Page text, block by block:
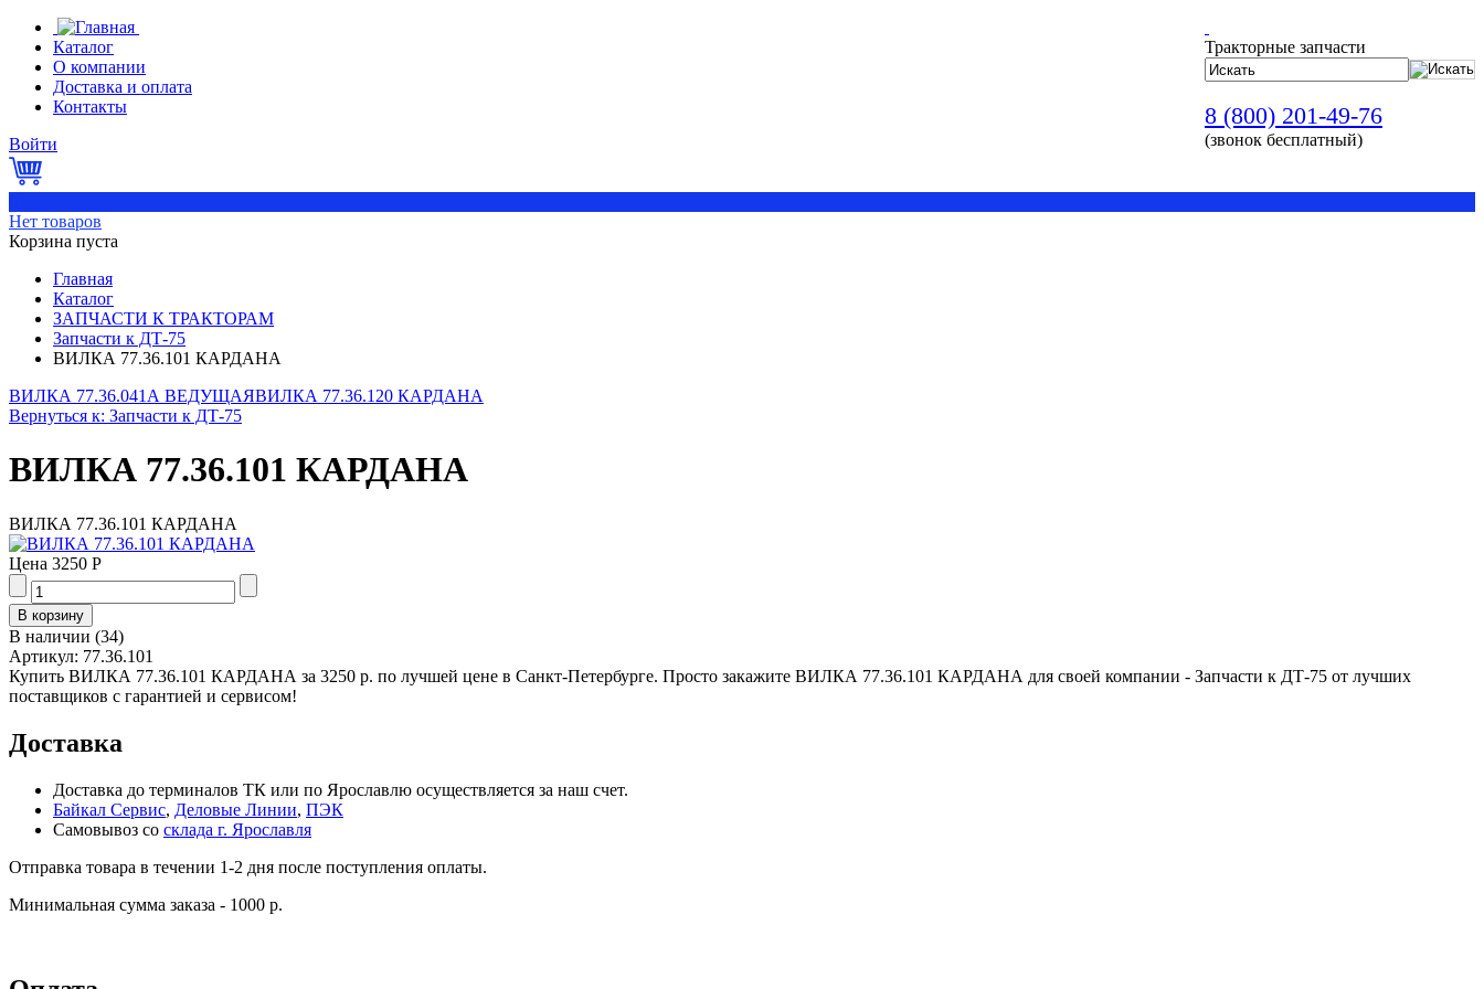
Тракторные запчасти
8 (800) 201-49-76
(звонок бесплатный)
Каталог
О компании
Доставка и оплата
Контакты
Войти
Нет товаров
Корзина пуста
Главная
Каталог
ЗАПЧАСТИ К ТРАКТОРАМ
Запчасти к ДТ-75
ВИЛКА 77.36.101 КАРДАНА
ВИЛКА 77.36.041А ВЕДУЩАЯВИЛКА 77.36.120 КАРДАНА
Вернуться к: Запчасти к ДТ-75
ВИЛКА 77.36.101 КАРДАНА
ВИЛКА 77.36.101 КАРДАНА
Цена 3250 Р
В наличии (34)
Артикул: 77.36.101
Купить ВИЛКА 77.36.101 КАРДАНА за 3250 р. по лучшей цене в Санкт-Петербурге. Просто закажите ВИЛКА 77.36.101 КАРДАНА для своей компании - Запчасти к ДТ-75 от лучших
поставщиков с гарантией и сервисом!
Доставка
Доставка до терминалов ТК или по Ярославлю осуществляется за наш счет.
Байкал Сервис, Деловые Линии, ПЭК
Самовывоз со склада г. Ярославля
Отправка товара в течении 1-2 дня после поступления оплаты.
Минимальная сумма заказа - 1000 р.